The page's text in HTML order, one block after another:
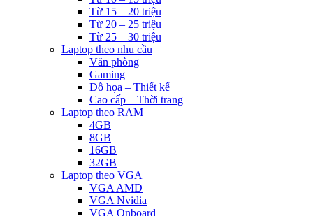
Từ 15 – 20 triệu
Từ 20 – 25 triệu
Từ 25 – 30 triệu
Laptop theo nhu cầu
Văn phòng
Gaming
Đồ họa – Thiết kế
Cao cấp – Thời trang
Laptop theo RAM
4GB
8GB
16GB
32GB
Laptop theo VGA
VGA AMD
VGA Nvidia
VGA Onboard